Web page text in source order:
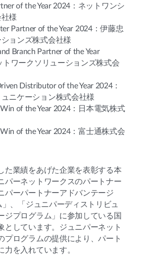
of the Year 2024：ネットワンシ
様
Partner of the Year 2024：伊藤忠
ョンズ株式会社様
Branch Partner of the Year
トワークソリューションズ株式会
Distributor of the Year 2024：
ニケーション株式会社様
of the Year 2024：日本電気株式
of the Year 2024：富士通株式会
た業績をあげた企業を表彰する本
パーネットワークスのパートナー
パーパートナーアドバンテージ
」、「ジュニパーディストリビュ
ジプログラム」に参加している国
としています。ジュニパーネット
プログラムの提供により、パート
力を入れています。